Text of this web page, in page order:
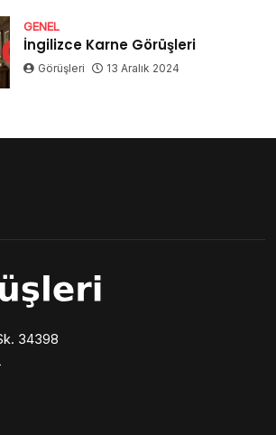
GENEL
İngilizce Karne Görüşleri
Görüşleri 13 Aralık 2024
34398